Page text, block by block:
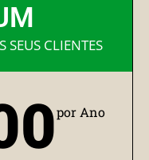
SEUS CLIENTES
por Ano